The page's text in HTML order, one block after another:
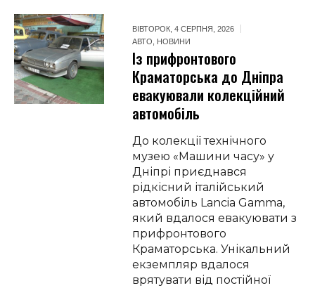
ВІВТОРОК, 4 СЕРПНЯ, 2026
АВТО
НОВИНИ
Із прифронтового
Краматорська до Дніпра
евакуювали колекційний
автомобіль
До колекції технічного
музею «Машини часу» у
Дніпрі приєднався
рідкісний італійський
автомобіль Lancia Gamma,
який вдалося евакуювати з
прифронтового
Краматорська. Унікальний
екземпляр вдалося
врятувати від постійної